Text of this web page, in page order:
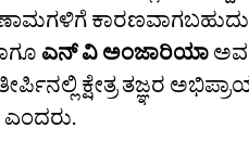
ಎನ್‌ ವಿ ಅಂಜಾರಿಯಾ
ಕ್ಷೇತ್ರ ತಜ್ಞರ